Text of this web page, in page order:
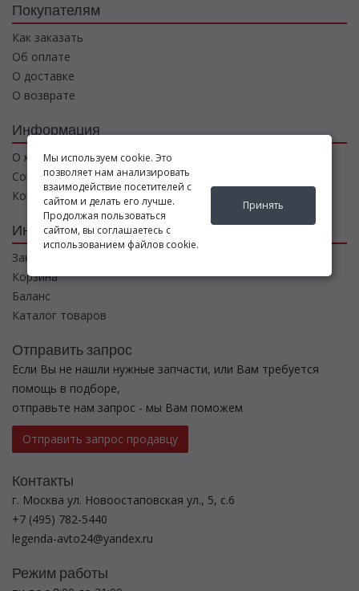
Покупателям
Как заказать
Об оплате
О доставке
О возврате
Информация
О компании
Соглашение
Контакты
Интернет магазин
Заказы
Корзина
Баланс
Каталог товаров
Отправить запрос
Если Вы не нашли нужные запчасти, или Вам требуется
помощь в подборе,
отправьте нам запрос - мы Вам поможем
Отправить запрос продавцу
Контакты
г. Москва ул. Новоостаповская ул., 5, с.6
+7 (495) 782-5440
legenda-avto24@yandex.ru
Режим работы
Мы используем cookie. Это
позволяет нам анализировать
взаимодействие посетителей с
сайтом и делать его лучше.
Продолжая пользоваться
сайтом, вы соглашаетесь с
использованием файлов cookie.
Принять